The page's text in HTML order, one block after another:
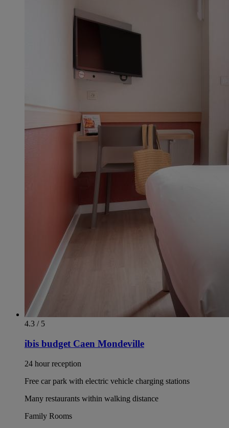
4.3 / 5
ibis budget Caen Mondeville
24 hour reception
Free car park with electric vehicle charging stations
Many restaurants within walking distance
Family Rooms